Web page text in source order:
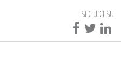
SEGUICI SU